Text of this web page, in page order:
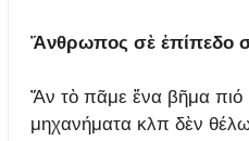
Ἄνθρωπος σὲ ἐπίπεδο
Ἄν τὸ πᾶμε ἕνα βῆμα πιό
μηχανήματα κλπ δὲν